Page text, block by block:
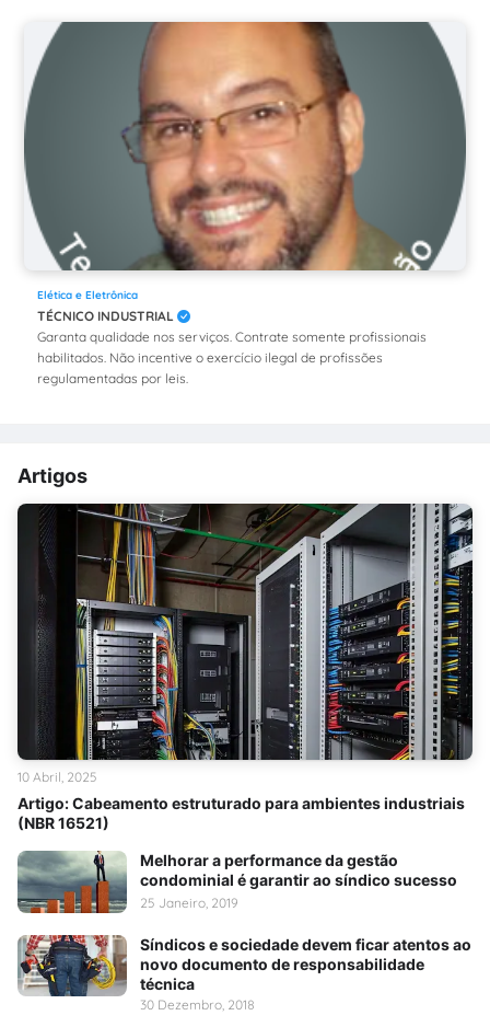
Elética e Eletrônica
TÉCNICO INDUSTRIAL
Garanta qualidade nos serviços. Contrate somente profissionais
habilitados. Não incentive o exercício ilegal de profissões
regulamentadas por leis.
Artigos
Artigo: Cabeamento estruturado para ambientes industriais
(NBR 16521)
10 Abril, 2025
Melhorar a performance da gestão
condominial é garantir ao síndico sucesso
25 Janeiro, 2019
Síndicos e sociedade devem ficar atentos ao
novo documento de responsabilidade
técnica
30 Dezembro, 2018